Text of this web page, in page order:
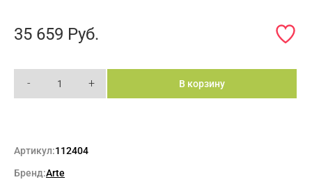
35 659 Руб.
- + В корзину
Артикул:112404
Бренд:Arte